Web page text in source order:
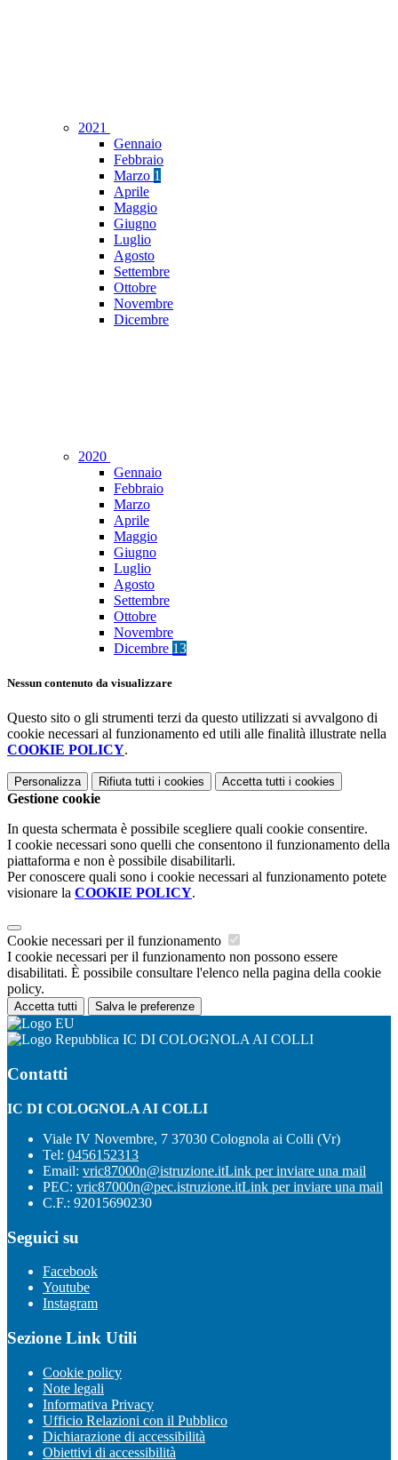
2021
Gennaio
Febbraio
Marzo 1
Aprile
Maggio
Giugno
Luglio
Agosto
Settembre
Ottobre
Novembre
Dicembre
2020
Gennaio
Febbraio
Marzo
Aprile
Maggio
Giugno
Luglio
Agosto
Settembre
Ottobre
Novembre
Dicembre 13
Nessun contenuto da visualizzare
Questo sito o gli strumenti terzi da questo utilizzati si avvalgono di
cookie necessari al funzionamento ed utili alle finalità illustrate nella
COOKIE POLICY.
Personalizza Rifiuta tutti i cookies Accetta tutti i cookies
Gestione cookie
In questa schermata è possibile scegliere quali cookie consentire.
I cookie necessari sono quelli che consentono il funzionamento della
piattaforma e non è possibile disabilitarli.
Per conoscere quali sono i cookie necessari al funzionamento potete
visionare la COOKIE POLICY.
Cookie necessari per il funzionamento
I cookie necessari per il funzionamento non possono essere
disabilitati. È possibile consultare l'elenco nella pagina della cookie
policy.
Accetta tutti Salva le preferenze
IC DI COLOGNOLA AI COLLI
Contatti
IC DI COLOGNOLA AI COLLI
Viale IV Novembre, 7 37030 Colognola ai Colli (Vr)
Tel: 0456152313
Email: vric87000n@istruzione.itLink per inviare una mail
PEC: vric87000n@pec.istruzione.itLink per inviare una mail
C.F.: 92015690230
Seguici su
Facebook
Youtube
Instagram
Sezione Link Utili
Cookie policy
Note legali
Informativa Privacy
Ufficio Relazioni con il Pubblico
Dichiarazione di accessibilità
Obiettivi di accessibilità